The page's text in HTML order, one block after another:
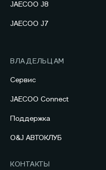
JAECOO J8
JAECOO J7
ВЛАДЕЛЬЦАМ
Сервис
JAECOO Connect
Поддержка
O&J АВТОКЛУБ
КОНТАКТЫ